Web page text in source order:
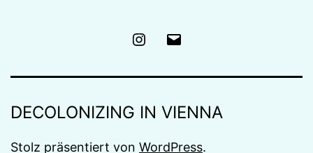
Instagram
DECOLONIZING IN VIENNA
Stolz präsentiert von WordPress.